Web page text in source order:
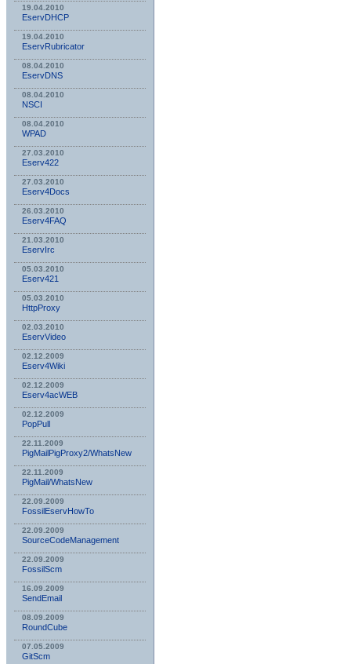
19.04.2010
EservDHCP
19.04.2010
EservRubricator
08.04.2010
EservDNS
08.04.2010
NSСI
08.04.2010
WPAD
27.03.2010
Eserv422
27.03.2010
Eserv4Docs
26.03.2010
Eserv4FAQ
21.03.2010
EservIrc
05.03.2010
Eserv421
05.03.2010
HttpProxy
02.03.2010
EservVideo
02.12.2009
Eserv4Wiki
02.12.2009
Eserv4acWEB
02.12.2009
PopPull
22.11.2009
PigMailPigProxy2/WhatsNew
22.11.2009
PigMail/WhatsNew
22.09.2009
FossilEservHowTo
22.09.2009
SourceCodeManagement
22.09.2009
FossilScm
16.09.2009
SendEmail
08.09.2009
RoundCube
07.05.2009
GitScm